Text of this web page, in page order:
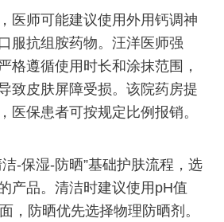
医师可能建议使用外用钙调神
服抗组胺药物。汪洋医师强
格遵循使用时长和涂抹范围，
致皮肤屏障受损。该院药房提
医保患者可按规定比例报销。
-保湿-防晒”基础护肤流程，选
产品。清洁时建议使用pH值
，防晒优先选择物理防晒剂。